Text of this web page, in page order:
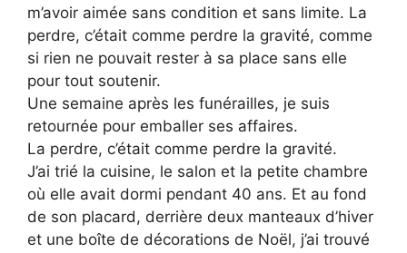
m’avoir aimée sans condition et sans limite. La
perdre, c’était comme perdre la gravité, comme
si rien ne pouvait rester à sa place sans elle
pour tout soutenir.
Une semaine après les funérailles, je suis
retournée pour emballer ses affaires.
La perdre, c’était comme perdre la gravité.
J’ai trié la cuisine, le salon et la petite chambre
où elle avait dormi pendant 40 ans. Et au fond
de son placard, derrière deux manteaux d’hiver
et une boîte de décorations de Noël, j’ai trouvé